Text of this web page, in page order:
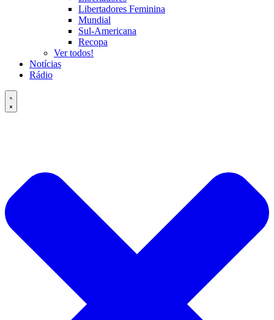
Libertadores Feminina
Mundial
Sul-Americana
Recopa
Ver todos!
Notícias
Rádio